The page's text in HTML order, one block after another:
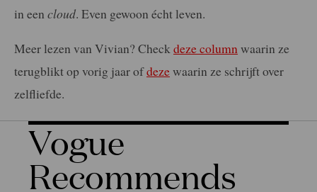
in een cloud. Even gewoon écht leven.
Meer lezen van Vivian? Checkdeze columnwaarin ze
terugblikt op vorig jaar ofdezewaarin ze schrijft over
zelfliefde.
Vogue
Recommends